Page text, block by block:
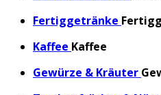
Fertiggetränke
Kaffee Kaffee
Gewürze & Kräuter